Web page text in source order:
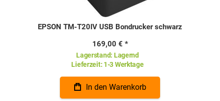
EPSON TM-T20IV USB Bondrucker schwarz
169,00 €
Lagerstand: Lagernd
Lieferzeit: 1-3 Werktage
In den Warenkorb